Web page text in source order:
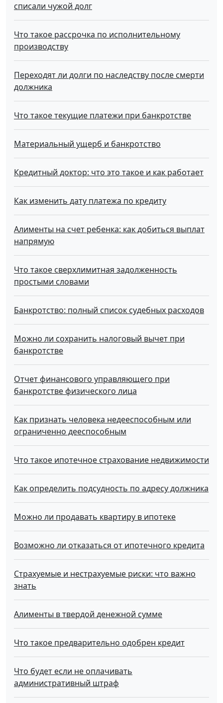
списали чужой долг
Что такое рассрочка по исполнительному
производству
Переходят ли долги по наследству после смерти
должника
Что такое текущие платежи при банкротстве
Материальный ущерб и банкротство
Кредитный доктор: что это такое и как работает
Как изменить дату платежа по кредиту
Алименты на счет ребенка: как добиться выплат
напрямую
Что такое сверхлимитная задолженность
простыми словами
Банкротство: полный список судебных расходов
Можно ли сохранить налоговый вычет при
банкротстве
Отчет финансового управляющего при
банкротстве физического лица
Как признать человека недееспособным или
ограниченно дееспособным
Что такое ипотечное страхование недвижимости
Как определить подсудность по адресу должника
Можно ли продавать квартиру в ипотеке
Возможно ли отказаться от ипотечного кредита
Страхуемые и нестрахуемые риски: что важно
знать
Алименты в твердой денежной сумме
Что такое предварительно одобрен кредит
Что будет если не оплачивать
административный штраф